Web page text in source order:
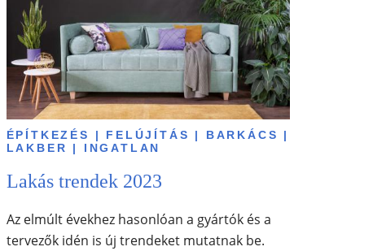
ÉPÍTKEZÉS | FELÚJÍTÁS | BARKÁCS |
LAKBER | INGATLAN
Lakás trendek 2023
Az elmúlt évekhez hasonlóan a gyártók és a
tervezők idén is új trendeket mutatnak be.